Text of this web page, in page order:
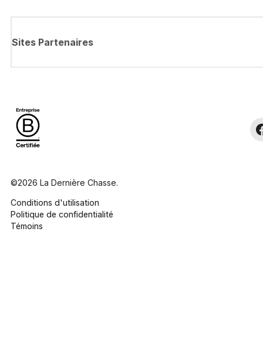
Sites Partenaires
©2026 La Dernière Chasse.
Conditions d'utilisation
Politique de confidentialité
Témoins